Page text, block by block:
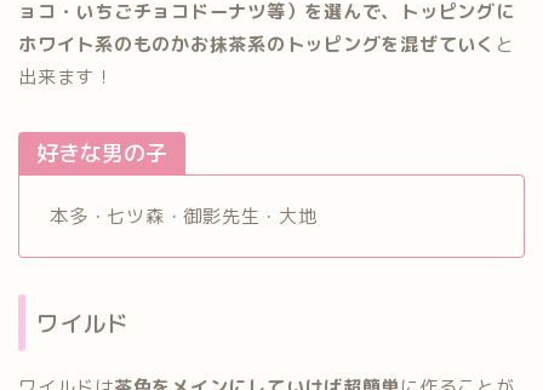
ョコ・いちごチョコドーナツ等）を選んで、トッピングに
ホワイト系のものかお抹茶系のトッピングを混ぜていく と
出来ます！
好きな男の子
本多・七ツ森・御影先生・大地
ワイルド